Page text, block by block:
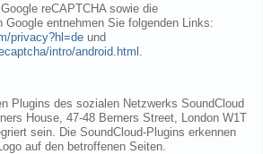
reCAPTCHA sowie die
Google entnehmen Sie folgenden Links:
privacy?hl=de und
intro/android.html
Plugins des sozialen Netzwerks SoundCloud
House, 47-48 Berners Street, London W1T
sein. Die SoundCloud-Plugins erkennen
auf den betroffenen Seiten.